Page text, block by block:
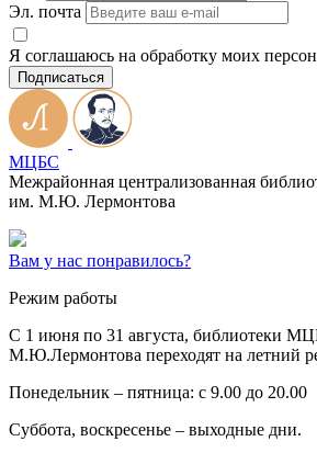
Эл. почта
Я соглашаюсь на обработку моих
Подписаться
МЦБС
Межрайонная централизованная
им. М.Ю. Лермонтова
Вам у нас понравилось?
Режим работы
C 1 июня по 31 августа, библиотеки
М.Ю.Лермонтова переходят на летний
Понедельник – пятница: с 9.00 до 20.00
Суббота, воскресенье – выходные дни.